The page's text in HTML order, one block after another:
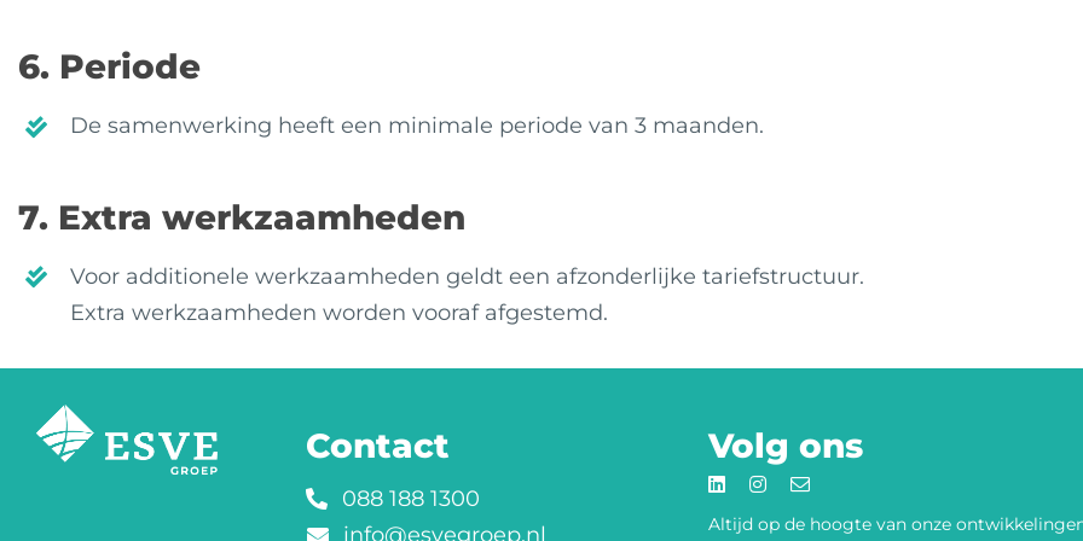
6. Periode
De samenwerking heeft een minimale periode van 3 maanden.
7. Extra werkzaamheden
Voor additionele werkzaamheden geldt een afzonderlijke tariefstructuur.
Extra werkzaamheden worden vooraf afgestemd.
Contact
088 188 1300
info@esvegroep.nl
Volg ons
Altijd op de hoogte van onze